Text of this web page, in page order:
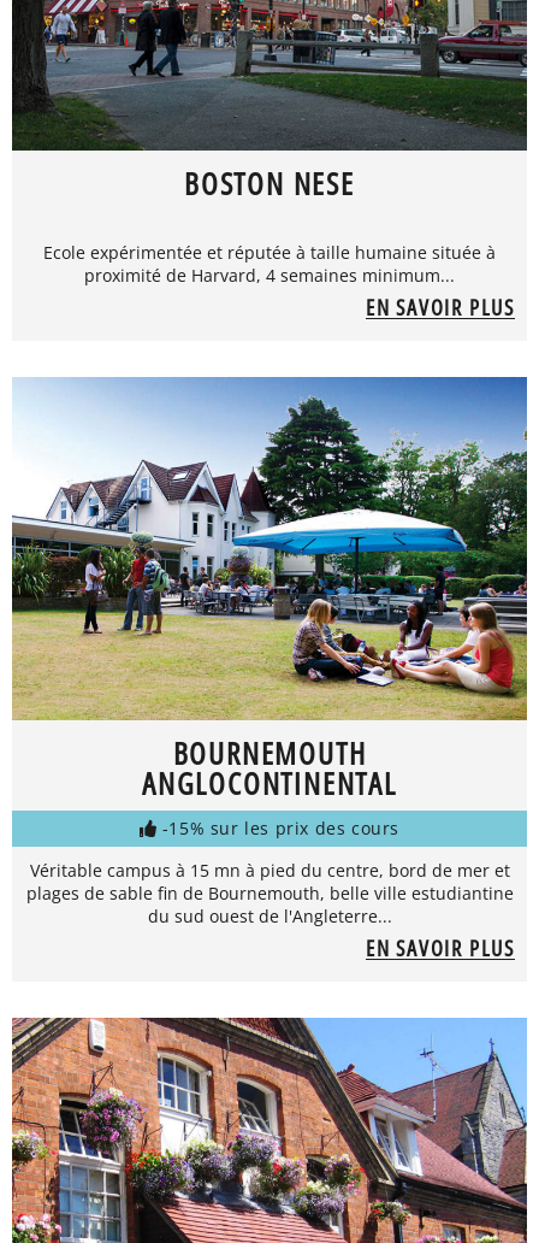
BOSTON NESE
Ecole expérimentée et réputée à taille humaine située à
proximité de Harvard, 4 semaines minimum...
EN SAVOIR PLUS
BOURNEMOUTH
ANGLOCONTINENTAL
-15% sur les prix des cours
Véritable campus à 15 mn à pied du centre, bord de mer et
plages de sable fin de Bournemouth, belle ville estudiantine
du sud ouest de l'Angleterre...
EN SAVOIR PLUS